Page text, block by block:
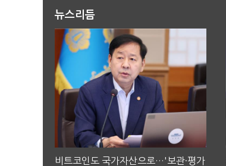
뉴스리듬
비트코인도 국가자산으로…'보관·평가